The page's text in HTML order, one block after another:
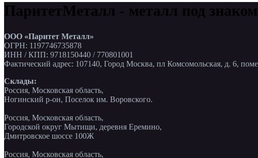
ПаритетМеталл - металл под знаком
ООО «Паритет Металл»
ОГРН: 1197746735878
ИНН / КПП: 9718150440 / 770801001
Фактический адрес: 107140, Город Москва, пл Комсомольская, д. 6,
Склады:
Россия, Московская область,
Ногинский р-он, Поселок им. Воровского.
Россия, Московская область,
Городской округ Мытищи, деревня Еремино,
Дмитровское шоссе 100Ж
Россия, Московская область,